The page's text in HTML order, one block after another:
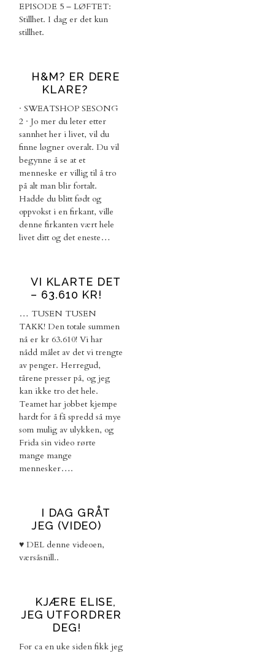
EPISODE 5 – LØFTET:
Stillhet. I dag er det kun
stillhet.
H&M? ER DERE
KLARE?
· SWEATSHOP SESONG
2 · Jo mer du leter etter
sannhet her i livet, vil du
finne løgner overalt. Du vil
begynne å se at et
menneske er villig til å tro
på alt man blir fortalt.
Hadde du blitt født og
oppvokst i en firkant, ville
denne firkanten vært hele
livet ditt og det eneste…
VI KLARTE DET
– 63.610 KR!
… TUSEN TUSEN
TAKK! Den totale summen
nå er kr 63.610! Vi har
nådd målet av det vi trengte
av penger. Herregud,
tårene presser på, og jeg
kan ikke tro det hele.
Teamet har jobbet kjempe
hardt for å få spredd så mye
som mulig av ulykken, og
Frida sin video rørte
mange mange
mennesker….
I DAG GRÅT
JEG (VIDEO)
♥ DEL denne videoen,
værsåsnill..
KJÆRE ELISE,
JEG UTFORDRER
DEG!
For ca en uke siden fikk jeg